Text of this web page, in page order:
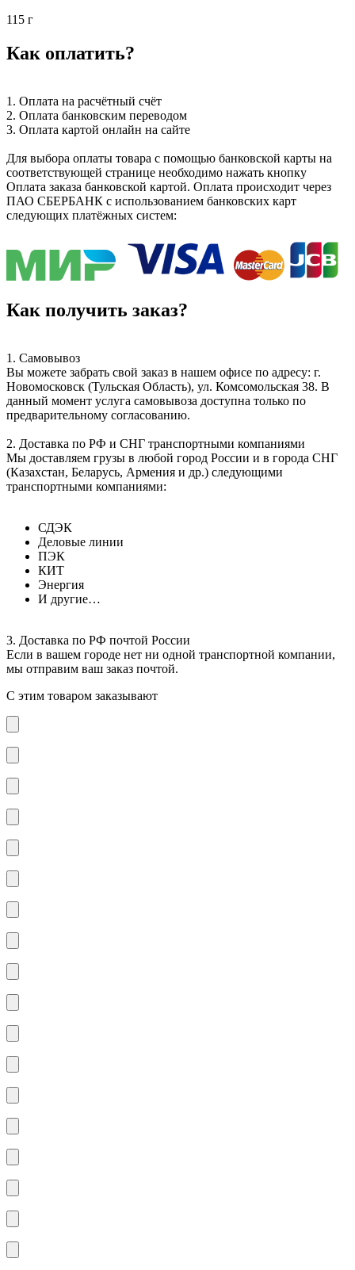
115 г
Как оплатить?
1. Оплата на расчётный счёт
2. Оплата банковским переводом
3. Оплата картой онлайн на сайте
Для выбора оплаты товара с помощью банковской карты на
соответствующей странице необходимо нажать кнопку
Оплата заказа банковской картой. Оплата происходит через
ПАО СБЕРБАНК с использованием банковских карт
следующих платёжных систем:
Как получить заказ?
1. Самовывоз
Вы можете забрать свой заказ в нашем офисе по адресу: г.
Новомосковск (Тульская Область), ул. Комсомольская 38. В
данный момент услуга самовывоза доступна только по
предварительному согласованию.
2. Доставка по РФ и СНГ транспортными компаниями
Мы доставляем грузы в любой город России и в города СНГ
(Казахстан, Беларусь, Армения и др.) следующими
транспортными компаниями:
СДЭК
Деловые линии
ПЭК
КИТ
Энергия
И другие…
3. Доставка по РФ почтой России
Если в вашем городе нет ни одной транспортной компании,
мы отправим ваш заказ почтой.
С этим товаром заказывают